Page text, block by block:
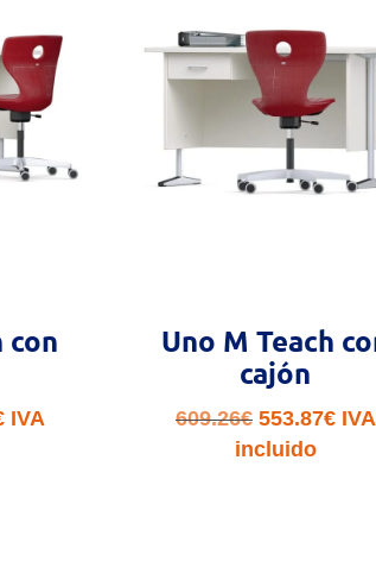
con
ElIVA
Uno M Teach
cajón
609.26€ El
precio
553.87€ElIVA
incluido